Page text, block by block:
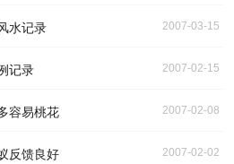
水记录 2007-03-15
记录 2007-02-15
容易桃花 2007-02-08
反馈良好 2007-02-02